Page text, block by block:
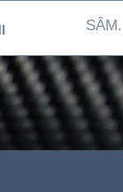
MEHEDINŢI /